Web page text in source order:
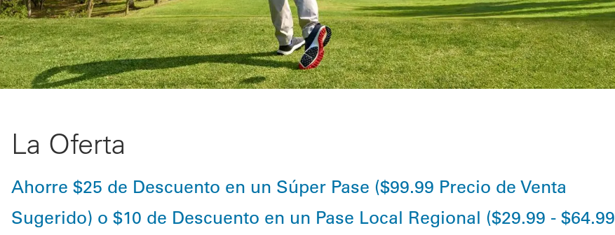
La Oferta
Ahorre $25 de Descuento en un Súper Pase ($99.99 Precio de Venta
Sugerido) o $10 de Descuento en un Pase Local Regional ($29.99 - $64.99